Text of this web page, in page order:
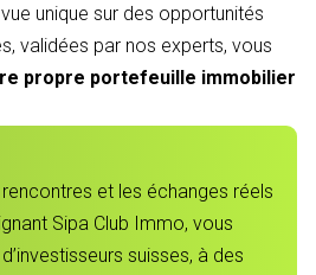
unique sur des opportunités
validées par nos experts, vous
propre portefeuille immobilier
et les échanges réels
Sipa Club Immo, vous
suisses, à des